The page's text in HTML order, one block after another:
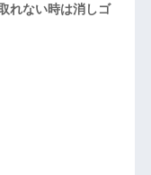
れない時は消しゴ